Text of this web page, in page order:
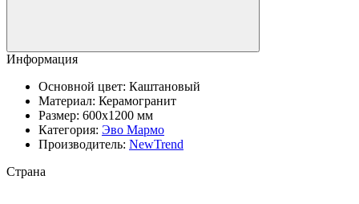
Информация
Основной цвет: Каштановый
Материал: Керамогранит
Размер: 600x1200 мм
Категория: Эво Мармо
Производитель: NewTrend
Страна